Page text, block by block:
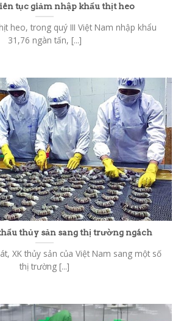
tục giảm nhập khẩu thịt heo
heo, trong quý III Việt Nam nhập khẩu
31,76 ngàn tấn, [...]
thủy sản sang thị trường ngách
XK thủy sản của Việt Nam sang một số
thị trường [...]